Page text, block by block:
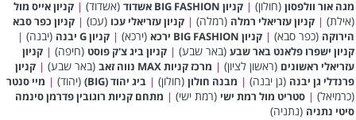
מגה אור וולפסון (חולון) | קניון BIG FASHION אשדוד (אשדוד) | קניון אייס מול
(אילת) | קניון עזריאלי רמלה (רמלה) | קניון עזריאלי עכו (עכו) | קניון כפר סבא
הירוקה (כפר סבא) | קניון BIG FASHION ירכא (ירכא) | קניון G יבנה (יבנה) |
קניון ישפרו פלאנט באר שבע (באר שבע) | קניון ביג צ'ק פוסט (חיפה) | קניון
עזריאלי ראשונים (ראשון לציון) | מרכז קניות MAX נווה זאב (באר שבע) | קניון
פרנדלי גן יבנה (גן יבנה) | מבנה חולון (חולון) | ביג יהוד (BIG) (יהוד) | מיי סנטר
(כרמיאל) | סטריט מול רמת ישי (רמת ישי) | מתחם קניות רוגובין פדרמן סינמה
סיטי נתניה (נתניה)